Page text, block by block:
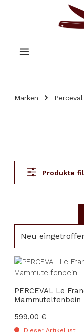
Marken Perceval
Produkte
PERCEVAL Le
Mammutelfenbein
Regulärer Preis:
599,00 €
Dieser Artikel ist